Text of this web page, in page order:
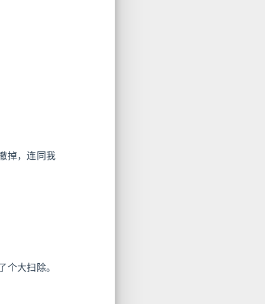
掉，连同我
大扫除。